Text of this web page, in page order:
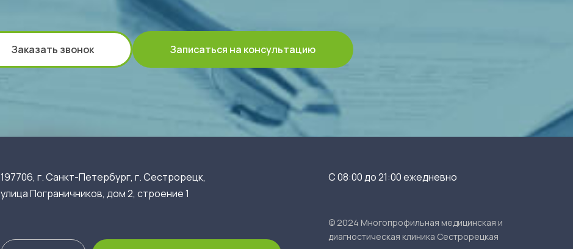
Заказать звонок Записаться на консультацию
197706, г. Санкт-Петербург, г. Сестрорецк,
улица Пограничников, дом 2, строение 1
С 08:00 до 21:00 ежедневно
© 2024 Многопрофильная медицинская и
диагностическая клиника Сестрорецкая